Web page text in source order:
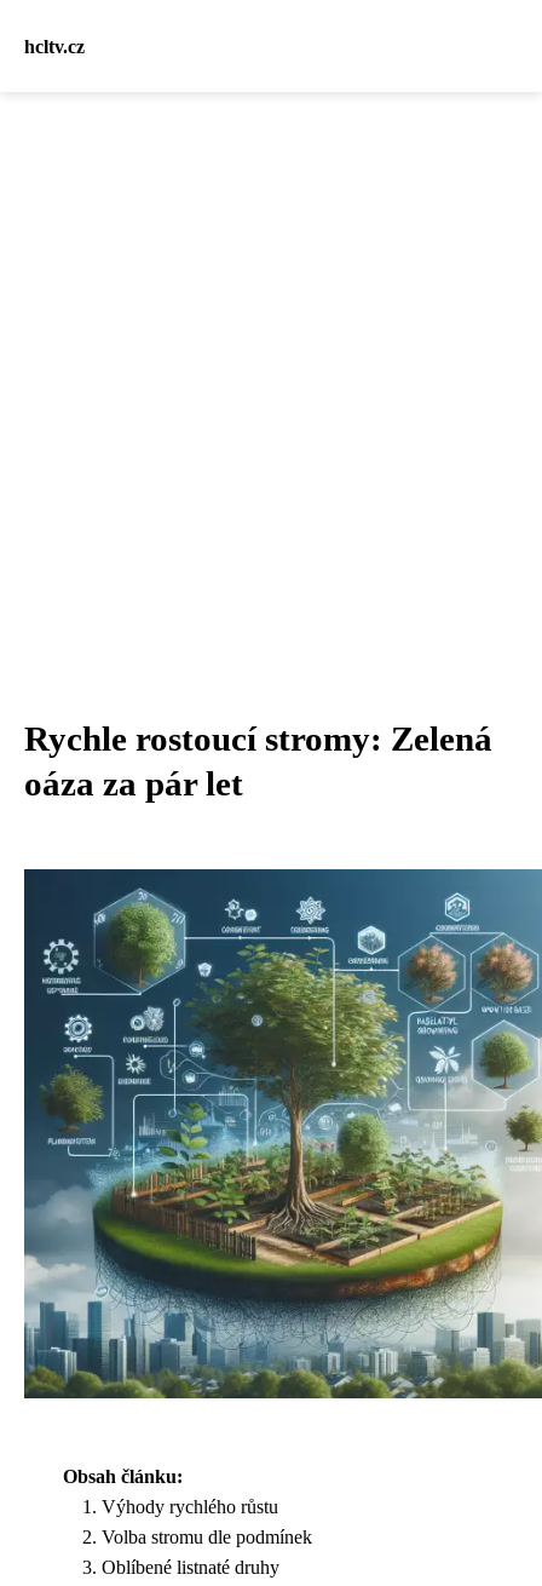
hcltv.cz
Rychle rostoucí stromy: Zelená
oáza za pár let
Obsah článku:
Výhody rychlého růstu
Volba stromu dle podmínek
Oblíbené listnaté druhy